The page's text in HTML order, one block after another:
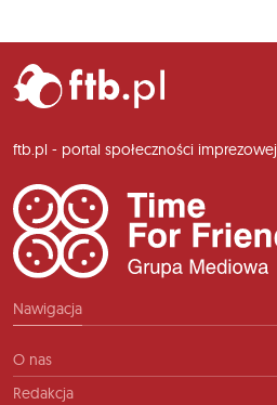
ftb.pl - portal społeczności imprezowej
Nawigacja
O nas
Redakcja